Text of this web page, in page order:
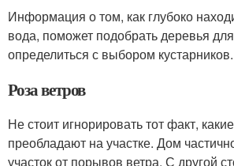
Информация о том, как глубоко
вода, поможет подобрать деревья
определиться с выбором кустарников.
Роза ветров
Не стоит игнорировать тот факт,
преобладают на участке. Дом
участок от порывов ветра. С другой